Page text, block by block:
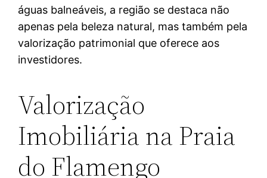
águas balneáveis, a região se destaca não
apenas pela beleza natural, mas também pela
valorização patrimonial que oferece aos
investidores.
Valorização
Imobiliária na Praia
do Flamengo